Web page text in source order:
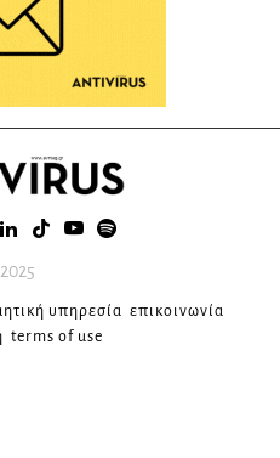
υπηρεσία επικοινωνία
terms of use